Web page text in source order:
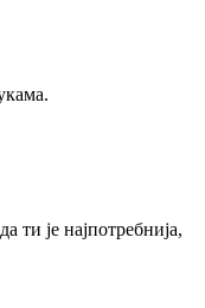
ти је најпотребнија,